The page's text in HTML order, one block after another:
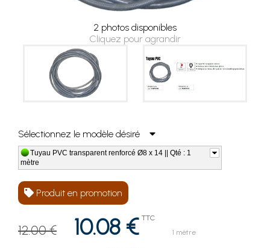
2 photos disponibles
Cliquez pour agrandir
Sélectionnez le modèle désiré
Tuyau PVC transparent renforcé Ø8 x 14 || Qté : 1
mètre
Produit en promotion
12.00 € 10.08 € TTC
1 mètre